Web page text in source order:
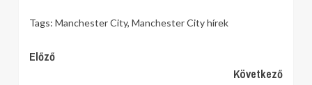
Tags: Manchester City, Manchester City hírek
Continue
Előző
Következő